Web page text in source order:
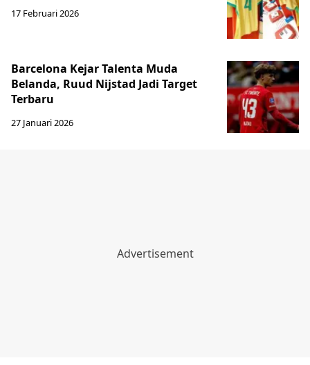
17 Februari 2026
Barcelona Kejar Talenta Muda
Belanda, Ruud Nijstad Jadi Target
Terbaru
27 Januari 2026